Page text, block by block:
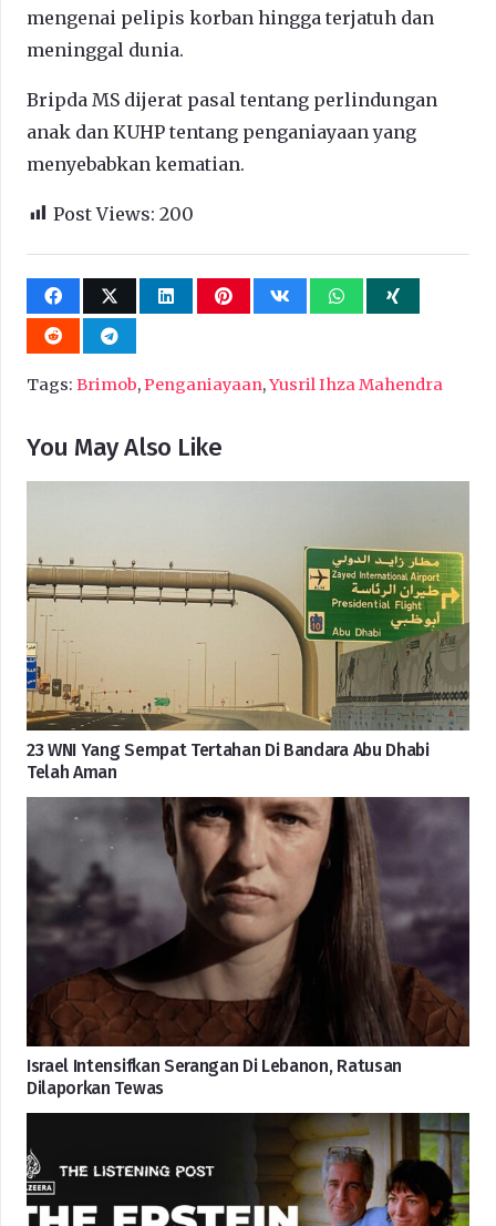
mengenai pelipis korban hingga terjatuh dan
meninggal dunia.
Bripda MS dijerat pasal tentang perlindungan
anak dan KUHP tentang penganiayaan yang
menyebabkan kematian.
Post Views: 200
Tags: Brimob,Penganiayaan,Yusril Ihza Mahendra
You May Also Like
23 WNI Yang Sempat Tertahan Di Bandara Abu Dhabi
Telah Aman
Israel Intensifkan Serangan Di Lebanon, Ratusan
Dilaporkan Tewas